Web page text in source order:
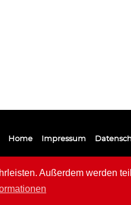
Außerdem werden
Home Impressum